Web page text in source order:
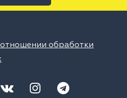
обработки